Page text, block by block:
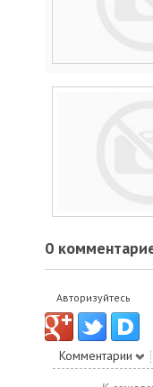
0
Авторизуйтесь
Комментарии